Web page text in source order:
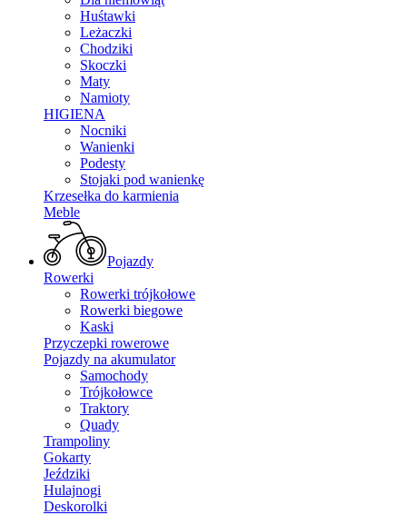
Huśtawki
Leżaczki
Chodziki
Skoczki
Maty
Namioty
HIGIENA
Nocniki
Wanienki
Podesty
Stojaki pod wanienkę
Krzesełka do karmienia
Meble
Pojazdy
Rowerki
Rowerki trójkołowe
Rowerki biegowe
Kaski
Przyczepki rowerowe
Pojazdy na akumulator
Samochody
Trójkołowce
Traktory
Quady
Trampoliny
Gokarty
Jeździki
Hulajnogi
Deskorolki